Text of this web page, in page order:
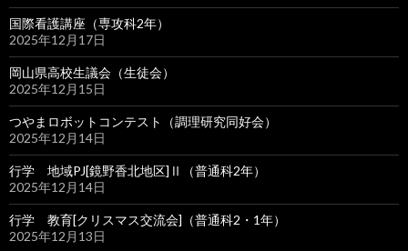
国際看護講座（専攻科2年）
2025年12月17日
岡山県高校生議会（生徒会）
2025年12月15日
つやまロボットコンテスト（調理研究同好会）
2025年12月14日
行学 地域PJ[鏡野香北地区]Ⅱ（普通科2年）
2025年12月14日
行学 教育[クリスマス交流会]（普通科2・1年）
2025年12月13日